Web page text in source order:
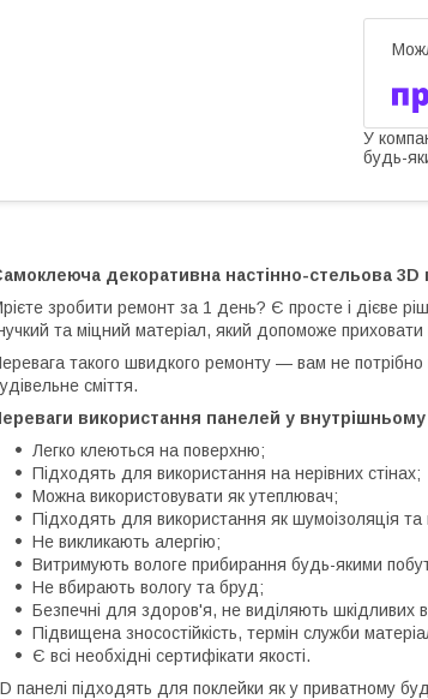
У
будь-
декоративна настінно-стельова
зробити ремонт за 1 день? Є просте і дієве
та міцний матеріал, який допоможе приховати
такого швидкого ремонту — вам не потрібно
сміття.
використання панелей у
Легко клеються на поверхню;
Підходять для використання на нерівних стінах;
Можна використовувати як утеплювач;
Підходять для використання як шумоізоляція та
Не викликають алергію;
Витримують вологе прибирання будь-якими
Не вбирають вологу та бруд;
Безпечні для здоров'я, не виділяють шкідливих
Підвищена зносостійкість, термін служби
Є всі необхідні сертифікати якості.
панелі підходять для поклейки як у приватному